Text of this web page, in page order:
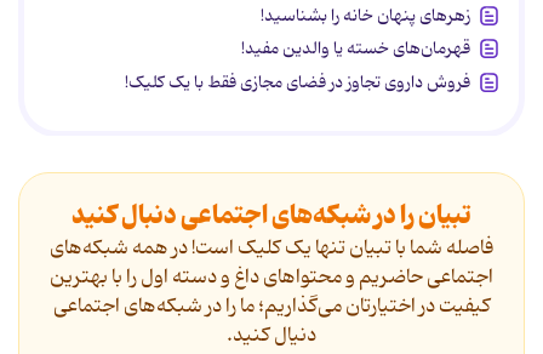
زهرهای پنهان خانه را بشناسید!
قهرمان‌های خسته یا والدین مفید!
فروش داروی تجاوز در فضای مجازی فقط با یک کلیک!
تبیان را در شبکه‌های اجتماعی دنبال کنید
فاصله شما با تبیان تنها یک کلیک است! در همه شبکه‌های
اجتماعی حاضریم و محتواهای داغ و دسته اول را با بهترین
کیفیت در اختیارتان می‌گذاریم؛ ما را در شبکه‌های اجتماعی
دنیال کنید.